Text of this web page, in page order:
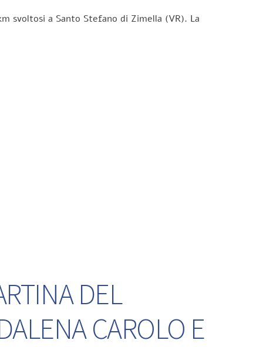
svoltosi a Santo Stefano di Zimella (VR). La
DEL
CAROLO E